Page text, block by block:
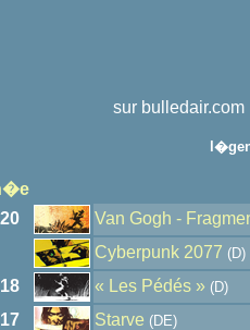
sur
Van Gogh -
Cyberpunk 2077 (D)
« Les Pédés » (D)
Starve (DE)